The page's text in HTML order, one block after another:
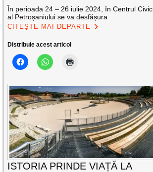
În perioada 24 – 26 iulie 2024, în Centrul Civic
al Petroșaniului se va desfășura
CITEȘTE MAI DEPARTE
Distribuie acest articol
ISTORIA PRINDE VIAȚĂ LA